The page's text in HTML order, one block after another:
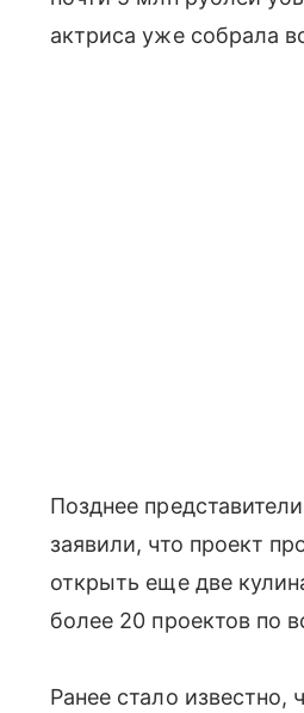
актриса уже собрала
Позднее
заявили, что проект
открыть еще две
более 20 проектов по
Ранее стало известно,